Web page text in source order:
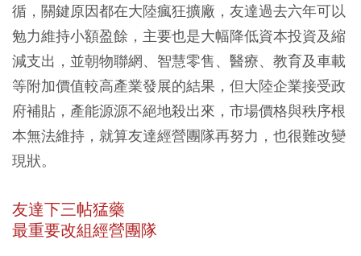
循，關鍵原因都在大陸瘋狂擴廠，友達過去六年可以
勉力維持小額盈餘，主要也是大幅降低資本投資及縮
減支出，並朝物聯網、智慧零售、醫療、教育及車載
等附加價值較高產業發展的結果，但大陸企業接受政
府補貼，產能源源不絕地殺出來，市場價格與秩序根
本無法維持，就算友達經營團隊再努力，也很難改變
現狀。
友達下三帖猛藥
最重要改組經營團隊